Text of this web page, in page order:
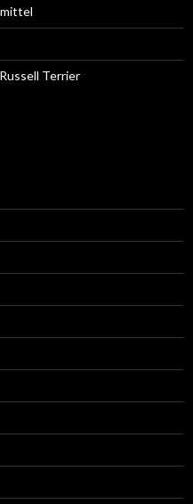
Terrier